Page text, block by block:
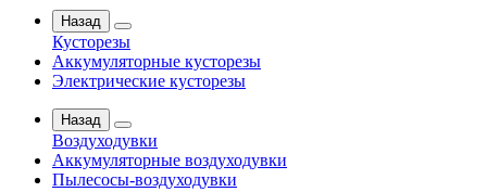
Назад
Кусторезы
Аккумуляторные кусторезы
Электрические кусторезы
Назад
Воздуходувки
Аккумуляторные воздуходувки
Пылесосы-воздуходувки